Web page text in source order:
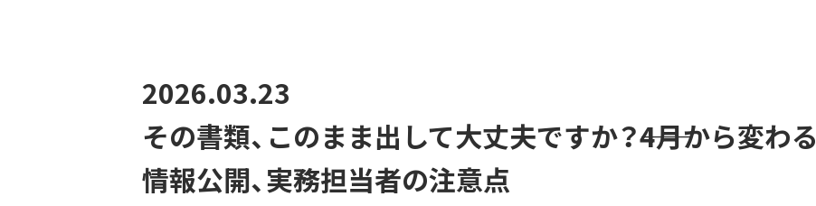
2026.03.23
その書類、このまま出して大丈夫ですか？――4月から変わる
情報公開、実務担当者の注意点